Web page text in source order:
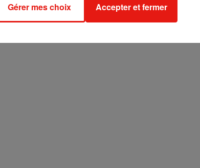
Gérer mes choix Accepter et fermer